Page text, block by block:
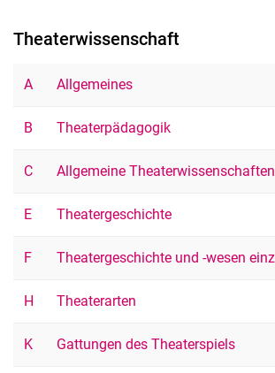
Suchtipps für KARLA
Kaufvorschlag
Theaterwissenschaft
A Allgemeines
B Theaterpädagogik
C Allgemeine Theaterwissenschaften
E Theatergeschichte
F Theatergeschichte und -wesen
H Theaterarten
K Gattungen des Theaterspiels